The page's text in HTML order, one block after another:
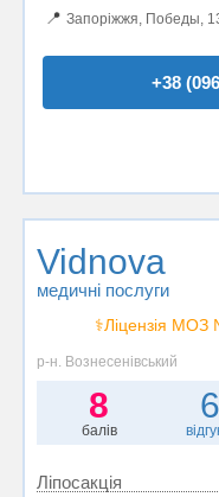
📍 Запоріжжя, Победы,
+38
Vidnova
медичні послуги
⚕️Ліцензія
р-н. Вознесенівський
8
балів
6
Ліпосакція